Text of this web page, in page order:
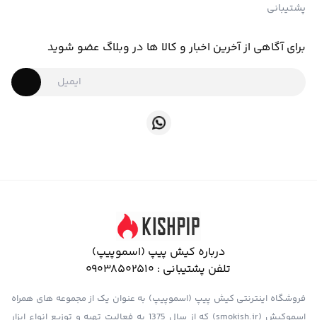
پشتیبانی
برای آگاهی از آخرین اخبار و کالا ها در وبلاگ عضو شوید
درباره کیش پیپ (اسموپیپ)
تلفن پشتیبانی : 09038502510
فروشگاه اینترنتی کیش پیپ (اسموپیپ) به عنوان یک از مجموعه های همراه
اسموکیش (smokish.ir) که از سال 1375 به فعالیت تهیه و توزیع انواع ابزار